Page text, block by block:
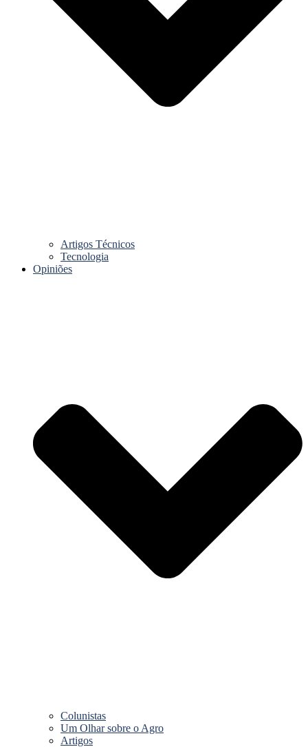
Artigos Técnicos
Tecnologia
Opiniões
Colunistas
Um Olhar sobre o Agro
Artigos